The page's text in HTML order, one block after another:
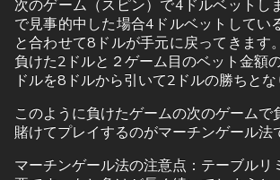
次のゲーム（スピン）で4ドルベットし
で見事的中した場合4ドルベットしてい
と合わせて8ドルが手元に戻ってきます
負けた2ドルと２ゲーム目のベット金額
ドルを8ドルから引いて2ドルの勝ちとな
このように負けたゲームの次のゲームで
賭けてプレイするのがマーチンゲール法
マーチンゲール法の注意点：テーブルリ